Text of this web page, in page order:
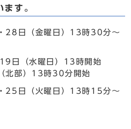
す。
28日（金曜日）13時30分～
日（水曜日）13時開始
北部）13時30分開始
25日（火曜日）13時15分～